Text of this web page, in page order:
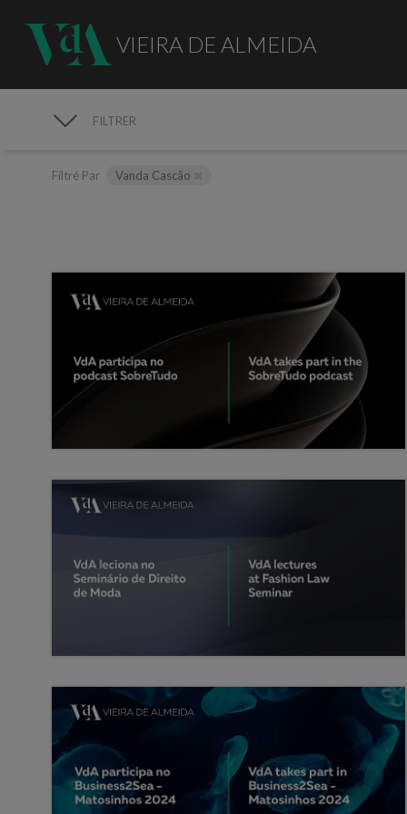
VIEIRA DE ALMEIDA
FILTRER
Filtré Par Vanda Cascão